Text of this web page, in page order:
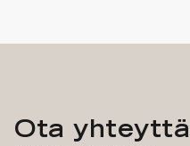
Ota yhteyttä